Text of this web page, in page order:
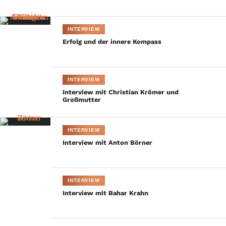
bitte beschreiben,
Schlossfestspiele
etwa 2003 machte sich das fürstliche Haus verstärkt Gedanken,
das Schloss für die Allgemeinheit zugänglicher zu machen und
abgeschlossen wie Fort Knox – bis auf die kunsthistorischen
Schlossführungen. Aber das Interesse, zum kostenaufwendigen
INTERVIEW
Erfolg und der innere Kompass
INTERVIEW
Interview mit Christian Krömer und
Großmutter
INTERVIEW
Interview mit Anton Börner
INTERVIEW
Interview mit Bahar Krahn